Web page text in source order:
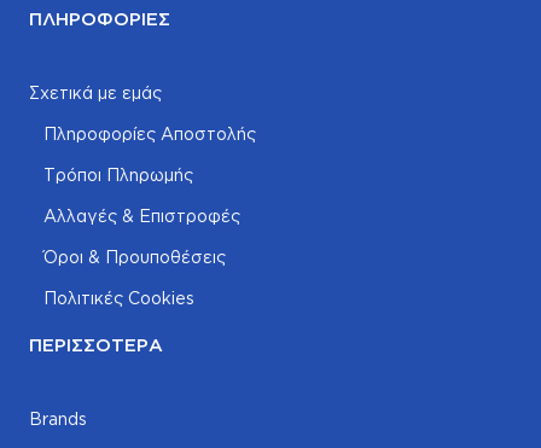
ΠΛΗΡΟΦΟΡΊΕΣ
Σχετικά με εμάς
Πληροφορίες Αποστολής
Τρόποι Πληρωμής
Αλλαγές & Επιστροφές
Όροι & Προυποθέσεις
Πολιτικές Cookies
ΠΕΡΙΣΣΌΤΕΡΑ
Brands